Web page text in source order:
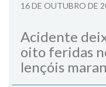
16 DE OUTUBRO DE
Acidente
oito feridas
lençóis